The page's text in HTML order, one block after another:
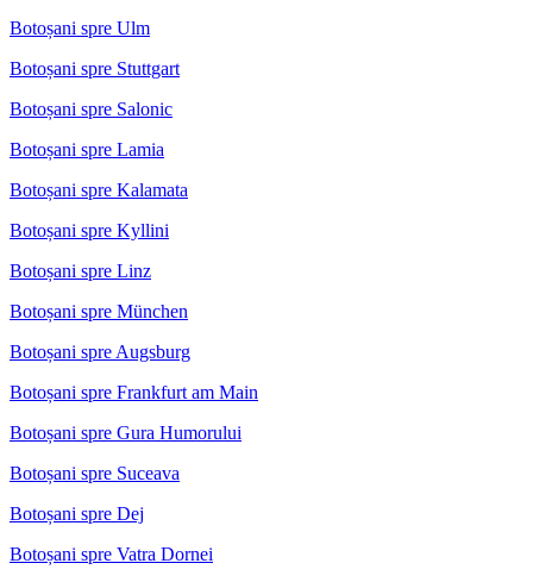
Botoșani spre Ulm
Botoșani spre Stuttgart
Botoșani spre Salonic
Botoșani spre Lamia
Botoșani spre Kalamata
Botoșani spre Kyllini
Botoșani spre Linz
Botoșani spre München
Botoșani spre Augsburg
Botoșani spre Frankfurt am Main
Botoșani spre Gura Humorului
Botoșani spre Suceava
Botoșani spre Dej
Botoșani spre Vatra Dornei